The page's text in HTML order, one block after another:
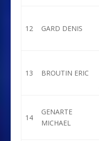
12 GARD DENIS
13 BROUTIN ERIC
14
GENARTE
MICHAEL